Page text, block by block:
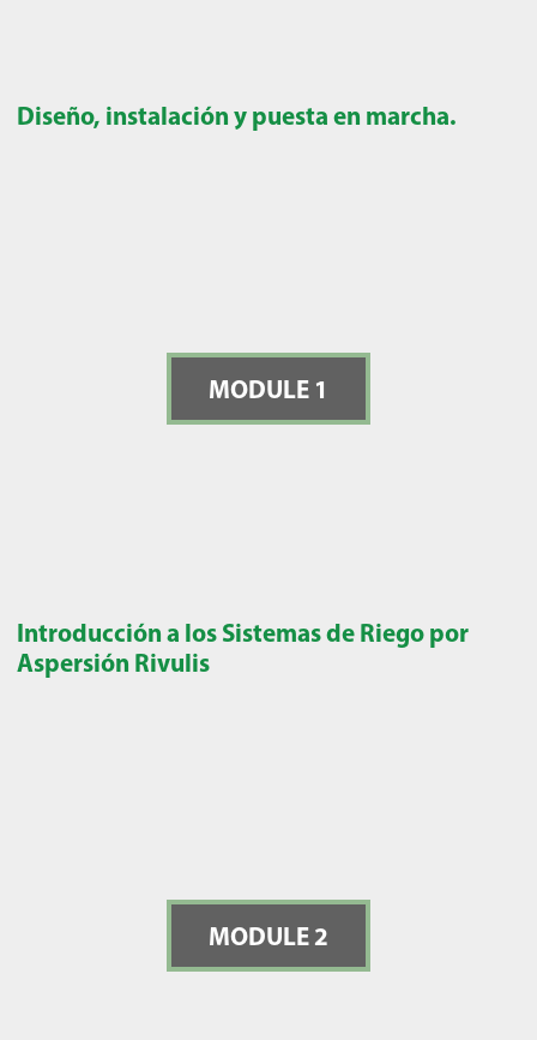
Diseño, instalación y puesta en marcha.
MODULE 1
Introducción a los Sistemas de Riego por
Aspersión Rivulis
MODULE 2